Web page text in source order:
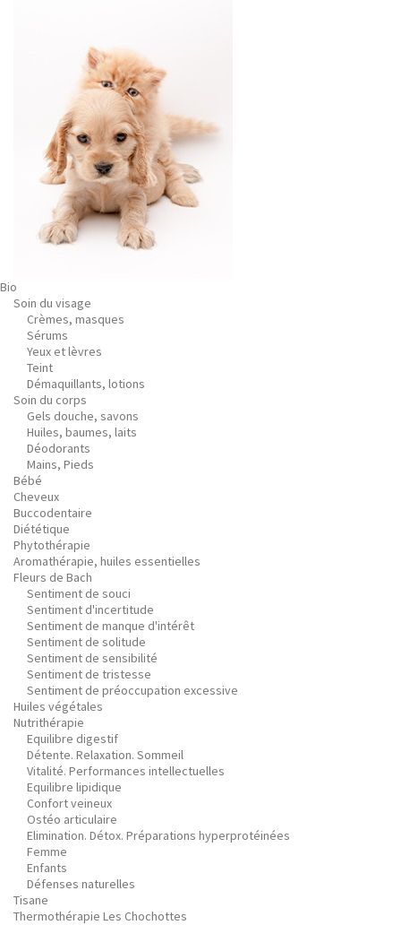
Bio
Soin du visage
Crèmes, masques
Sérums
Yeux et lèvres
Teint
Démaquillants, lotions
Soin du corps
Gels douche, savons
Huiles, baumes, laits
Déodorants
Mains, Pieds
Bébé
Cheveux
Buccodentaire
Diététique
Phytothérapie
Aromathérapie, huiles essentielles
Fleurs de Bach
Sentiment de souci
Sentiment d'incertitude
Sentiment de manque d'intérêt
Sentiment de solitude
Sentiment de sensibilité
Sentiment de tristesse
Sentiment de préoccupation excessive
Huiles végétales
Nutrithérapie
Equilibre digestif
Détente. Relaxation. Sommeil
Vitalité. Performances intellectuelles
Equilibre lipidique
Confort veineux
Ostéo articulaire
Elimination. Détox. Préparations hyperprotéinées
Femme
Enfants
Défenses naturelles
Tisane
Thermothérapie Les Chochottes